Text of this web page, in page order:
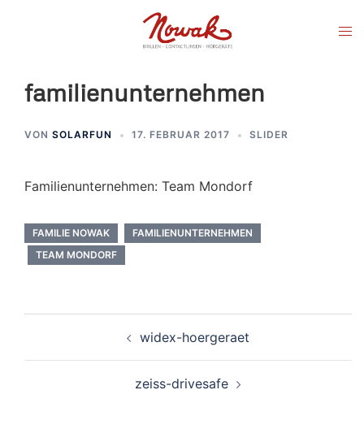
familienunternehmen
VON SOLARFUN 17. FEBRUAR 2017 SLIDER
Familienunternehmen: Team Mondorf
FAMILIE NOWAK
FAMILIENUNTERNEHMEN
TEAM MONDORF
Beitragsnavigation
widex-hoergeraet
zeiss-drivesafe